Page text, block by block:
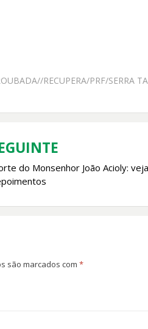
RECUPERA/PRF/SERRA
do Monsenhor João Acioly: veja
são marcados com *